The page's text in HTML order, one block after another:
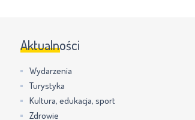
Aktualności
Wydarzenia
Turystyka
Kultura, edukacja, sport
Zdrowie